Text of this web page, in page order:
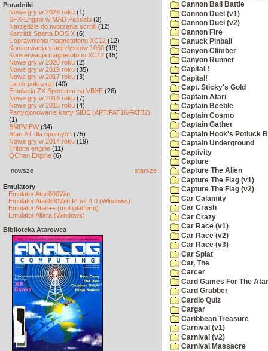
Poradniki
Nowe gry w 2026 roku (1)
SFX-Engine w MAD Pascalu (3)
Narzędzie do tworzenia scrolli (12)
Kartridż Sparta DOS X (6)
Usprawnienia magnetofonu XC12 (12)
Konserwacja stacji dysków 1050 (19)
Konserwacja magnetofonu XC12 (15)
Nowe gry w 2020 roku (2)
Nowe gry w 2019 roku (35)
Nowe gry w 2017 roku (3)
Larek pokazuje (40)
Emulacja ZX Spectrum na VBXE (26)
Nowe gry w 2016 roku (7)
Nowe gry w 2015 roku (4)
Partycjonowanie karty SIDE (APT/FAT16/FAT32)
(1)
BMPVIEW(34)
Atari ST dla opornych (75)
Nowe gry w 2014 roku (19)
Tritone engine (11)
QChan Engine (6)
nowsze starsze
Emulatory
Emulator Atari800Win
Emulator Atari800Win PLus 4.0 (Windows)
Emulator Atari++ (multiplatform)
Emulator Altirra (Windows)
Biblioteka Atarowca
Cannon Ball Battle
Cannon Duel (v1)
Cannon Duel (v2)
Cannon Fire
Canuck Pinball
Canyon Climber
Canyon Runner
Capital !
Capital!
Capt. Sticky's Gold
Captain Atari
Captain Beeble
Captain Cosmo
Captain Gather
Captain Hook's Potluck
Captain Underground
Captivity
Capture
Capture The Alien
Capture The Flag (v1)
Capture The Flag (v2)
Car Calamity
Car Crash
Car Crazy
Car Race (v1)
Car Race (v2)
Car Race (v3)
Car Splat
Car, The
Carcer
Card Games For The
Card Grabber
Cardio Quiz
Cargar
Caribbean Treasure
Carnival (v1)
Carnival (v2)
Carnival Massacre